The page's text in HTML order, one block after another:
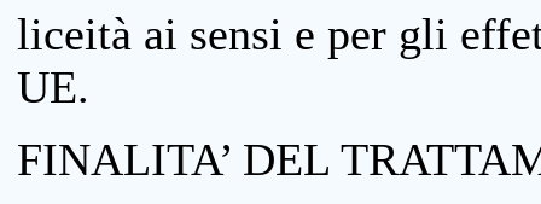
liceità ai sensi e per gli
UE.
FINALITA’ DEL